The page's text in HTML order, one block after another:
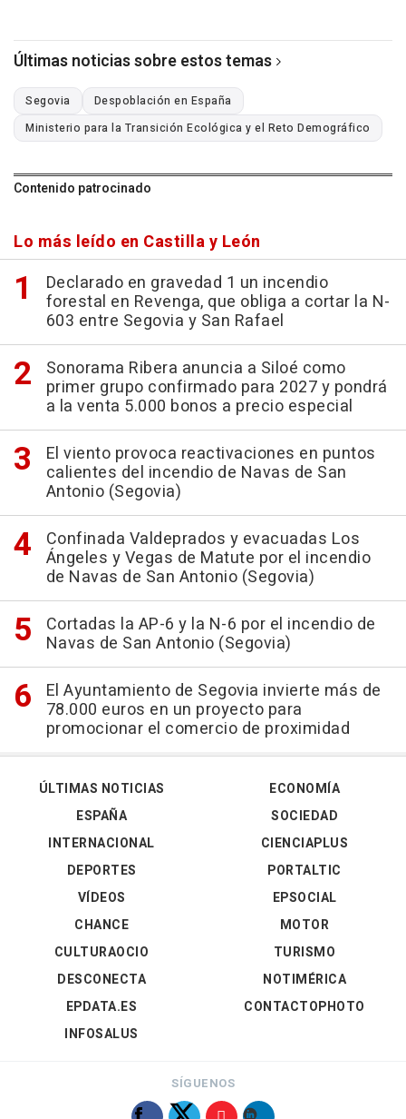
Últimas noticias sobre estos temas
Segovia
Despoblación en España
Ministerio para la Transición Ecológica y el Reto Demográfico
Contenido patrocinado
Lo más leído en Castilla y León
Declarado en gravedad 1 un incendio
forestal en Revenga, que obliga a cortar la N-
603 entre Segovia y San Rafael
Sonorama Ribera anuncia a Siloé como
primer grupo confirmado para 2027 y pondrá
a la venta 5.000 bonos a precio especial
El viento provoca reactivaciones en puntos
calientes del incendio de Navas de San
Antonio (Segovia)
Confinada Valdeprados y evacuadas Los
Ángeles y Vegas de Matute por el incendio
de Navas de San Antonio (Segovia)
Cortadas la AP-6 y la N-6 por el incendio de
Navas de San Antonio (Segovia)
El Ayuntamiento de Segovia invierte más de
78.000 euros en un proyecto para
promocionar el comercio de proximidad
ÚLTIMAS NOTICIAS
ESPAÑA
INTERNACIONAL
DEPORTES
VÍDEOS
ECONOMÍA
SOCIEDAD
CIENCIAPLUS
PORTALTIC
EPSOCIAL
CHANCE
CULTURAOCIO
DESCONECTA
EPDATA.ES
INFOSALUS
MOTOR
TURISMO
NOTIMÉRICA
CONTACTOPHOTO
SÍGUENOS